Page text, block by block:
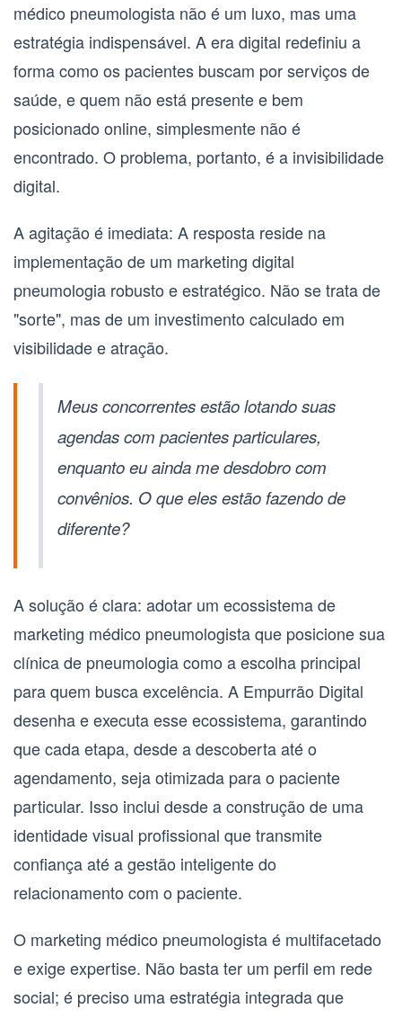
médico pneumologista não é um luxo, mas uma
estratégia indispensável. A era digital redefiniu a
forma como os pacientes buscam por serviços de
saúde, e quem não está presente e bem
posicionado online, simplesmente não é
encontrado. O problema, portanto, é a invisibilidade
digital.
A agitação é imediata: A resposta reside na
implementação de um marketing digital
pneumologia robusto e estratégico. Não se trata de
"sorte", mas de um investimento calculado em
visibilidade e atração.
Meus concorrentes estão lotando suas
agendas com pacientes particulares,
enquanto eu ainda me desdobro com
convênios. O que eles estão fazendo de
diferente?
A solução é clara: adotar um ecossistema de
marketing médico pneumologistaque posicione sua
clínica de pneumologiacomo a escolha principal
para quem busca excelência. A Empurrão Digital
desenha e executa esse ecossistema, garantindo
que cada etapa, desde a descoberta até o
agendamento, seja otimizada para o paciente
particular. Isso inclui desde a construção de uma
identidade visual profissional que transmite
confiança até a gestão inteligente do
relacionamento com o paciente.
O marketing médico pneumologistaé multifacetado
e exige expertise. Não basta ter um perfil em rede
social; é preciso uma estratégia integrada que